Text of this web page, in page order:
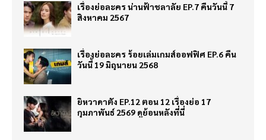
เรื่องย่อละคร น่านฟ้าชลาลัย EP.7 คืนวันนี้ 7
สิงหาคม 2567
เรื่องย่อละคร ร้อยเล่มเกมส์ออฟฟิศ EP.6 คืน
วันนี้ 19 มิถุนายน 2568
ยิหวาดาตัง EP.12 ตอน 12 เรื่องย่อ 17
กุมภาพันธ์ 2569 ดูย้อนหลังที่นี่